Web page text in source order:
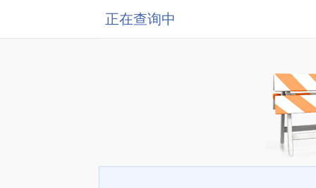
正在查询中